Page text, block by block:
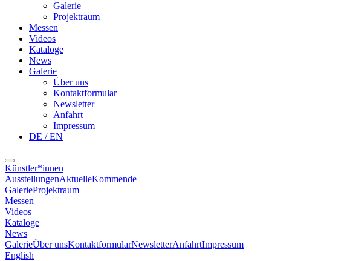
Galerie
Projektraum
Messen
Videos
Kataloge
News
Galerie
Über uns
Kontaktformular
Newsletter
Anfahrt
Impressum
DE / EN
Künstler*innen
AusstellungenAktuelleKommende
GalerieProjektraum
Messen
Videos
Kataloge
News
GalerieÜber unsKontaktformularNewsletterAnfahrtImpressum
English